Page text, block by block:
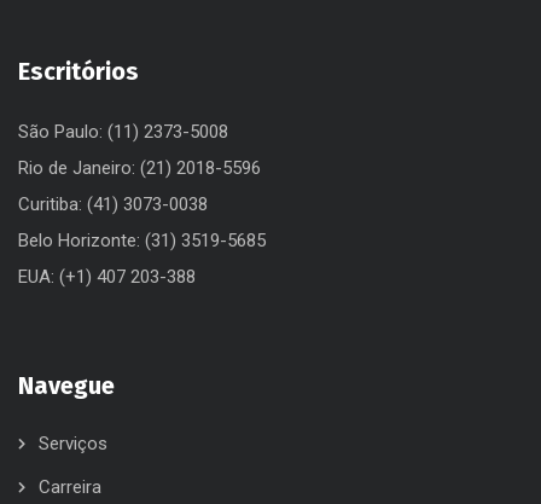
Escritórios
São Paulo: (11) 2373-5008
Rio de Janeiro: (21) 2018-5596
Curitiba: (41) 3073-0038
Belo Horizonte: (31) 3519-5685
EUA: (+1) 407 203-388
Navegue
Serviços
Carreira